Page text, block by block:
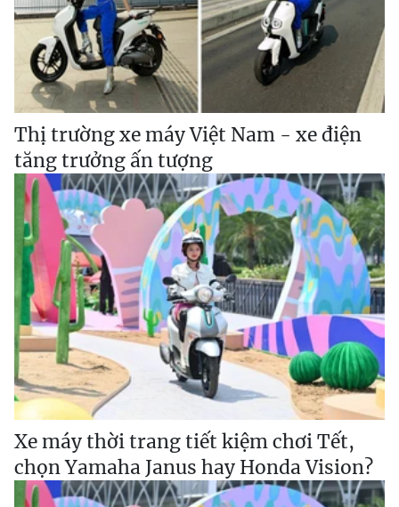
Thị trường xe máy Việt Nam - xe điện
tăng trưởng ấn tượng
Xe máy thời trang tiết kiệm chơi Tết,
chọn Yamaha Janus hay Honda Vision?